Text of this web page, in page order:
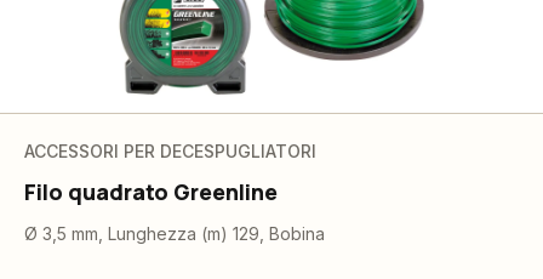
ACCESSORI PER DECESPUGLIATORI
Filo quadrato Greenline
Ø 3,5 mm, Lunghezza (m) 129, Bobina